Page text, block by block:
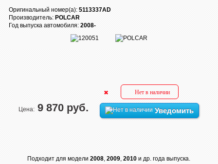
Оригинальный номер(а): 5113337AD
Производитель: POLCAR
Год выпуска автомобиля: 2008-
Цена: 9 870 руб.
Нет в наличии
Уведомить
Подходит для модели 2008, 2009, 2010и др. года выпуска.